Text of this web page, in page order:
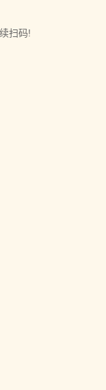
扫码!